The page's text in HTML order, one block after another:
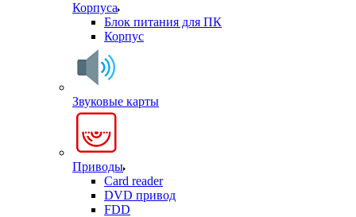
Корпуса
Блок питания для ПК
Корпус
Звуковые карты
Приводы
Card reader
DVD привод
FDD